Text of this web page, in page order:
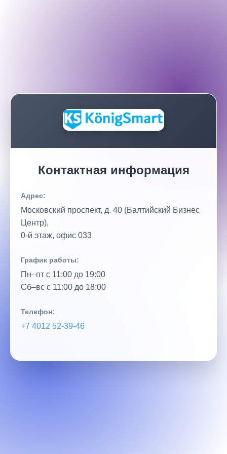
Контактная информация
Адрес:
Московский проспект, д. 40 (Балтийский Бизнес
Центр),
0‑й этаж, офис 033
График работы:
Пн–пт с 11:00 до 19:00
Сб–вс с 11:00 до 18:00
Телефон:
+7 4012 52‑39‑46